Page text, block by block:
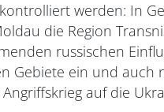
werden: In
die Region
russischen
Gebiete ein und auch
auf die